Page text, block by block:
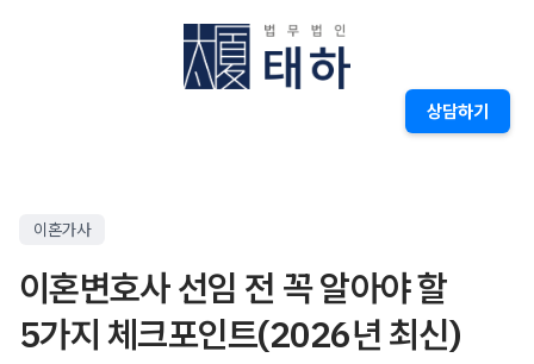
상담하기
이혼가사
이혼변호사 선임 전 꼭 알아야 할
5가지 체크포인트(2026년 최신)